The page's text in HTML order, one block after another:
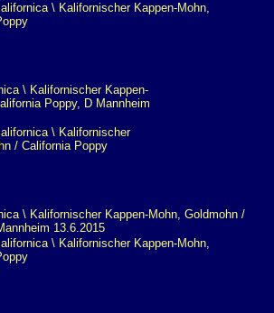
\ Kalifornischer Kappen-Mohn,
\ Kalifornischer
/ California Poppy
\ Kalifornischer Kappen-Mohn,